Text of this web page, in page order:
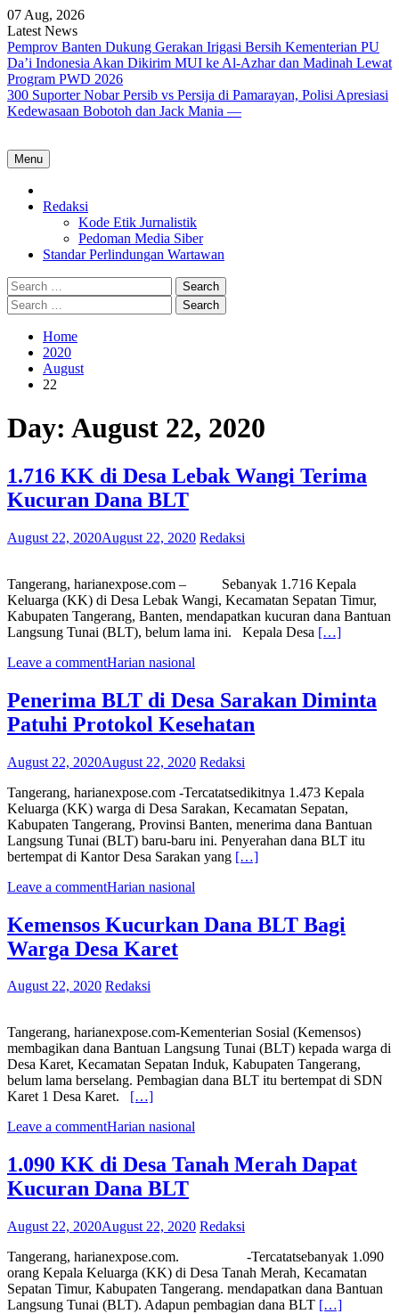
Skip
to
content
07 Aug, 2026
Latest News
Pemprov Banten Dukung Gerakan Irigasi Bersih Kementerian PU
Da’i Indonesia Akan Dikirim MUI ke Al-Azhar dan Madinah Lewat
Program PWD 2026
300 Suporter Nobar Persib vs Persija di Pamarayan, Polisi Apresiasi
Kedewasaan Bobotoh dan Jack Mania —
Menu
Redaksi
Kode Etik Jurnalistik
Pedoman Media Siber
Standar Perlindungan Wartawan
Search
for:
Search
for:
Home
2020
August
22
Day: August 22, 2020
1.716 KK di Desa Lebak Wangi Terima
Kucuran Dana BLT
August 22, 2020August 22, 2020 Redaksi
Tangerang, harianexpose.com – Sebanyak 1.716 Kepala
Keluarga (KK) di Desa Lebak Wangi, Kecamatan Sepatan Timur,
Kabupaten Tangerang, Banten, mendapatkan kucuran dana Bantuan
Langsung Tunai (BLT), belum lama ini. Kepala Desa […]
Leave a commentHarian nasional
Penerima BLT di Desa Sarakan Diminta
Patuhi Protokol Kesehatan
August 22, 2020August 22, 2020 Redaksi
Tangerang, harianexpose.com -Tercatatsedikitnya 1.473 Kepala
Keluarga (KK) warga di Desa Sarakan, Kecamatan Sepatan,
Kabupaten Tangerang, Provinsi Banten, menerima dana Bantuan
Langsung Tunai (BLT) baru-baru ini. Penyerahan dana BLT itu
bertempat di Kantor Desa Sarakan yang […]
Leave a commentHarian nasional
Kemensos Kucurkan Dana BLT Bagi
Warga Desa Karet
August 22, 2020 Redaksi
Tangerang, harianexpose.com-Kementerian Sosial (Kemensos)
membagikan dana Bantuan Langsung Tunai (BLT) kepada warga di
Desa Karet, Kecamatan Sepatan Induk, Kabupaten Tangerang,
belum lama berselang. Pembagian dana BLT itu bertempat di SDN
Karet 1 Desa Karet. […]
Leave a commentHarian nasional
1.090 KK di Desa Tanah Merah Dapat
Kucuran Dana BLT
August 22, 2020August 22, 2020 Redaksi
Tangerang, harianexpose.com. -Tercatatsebanyak 1.090
orang Kepala Keluarga (KK) di Desa Tanah Merah, Kecamatan
Sepatan Timur, Kabupaten Tangerang. mendapatkan dana Bantuan
Langsung Tunai (BLT). Adapun pembagian dana BLT […]